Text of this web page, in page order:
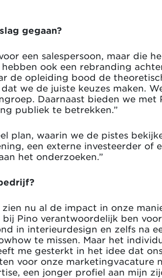
gegaan?
een salespersoon, maar die
ook een rebranding
de opleiding bood de
we de juiste keuzes maken.
Daarnaast bieden we met
publiek te betrekken.”
plan, waarin we de pistes
een externe investeerder of
het onderzoeken.”
nu al de impact in onze
Pino verantwoordelijk ben
in interieurdesign en zelfs na
te missen. Maar het
me gesterkt in het idee dat
voor onze marketingvacature
een jonger profiel aan mijn